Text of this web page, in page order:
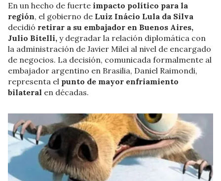
En un hecho de fuerte impacto político para la
región, el gobierno de Luiz Inácio Lula da Silva
decidió retirar a su embajador en Buenos Aires,
Julio Bitelli, y degradar la relación diplomática con
la administración de Javier Milei al nivel de encargado
de negocios. La decisión, comunicada formalmente al
embajador argentino en Brasilia, Daniel Raimondi,
representa el punto de mayor enfriamiento
bilateral en décadas.